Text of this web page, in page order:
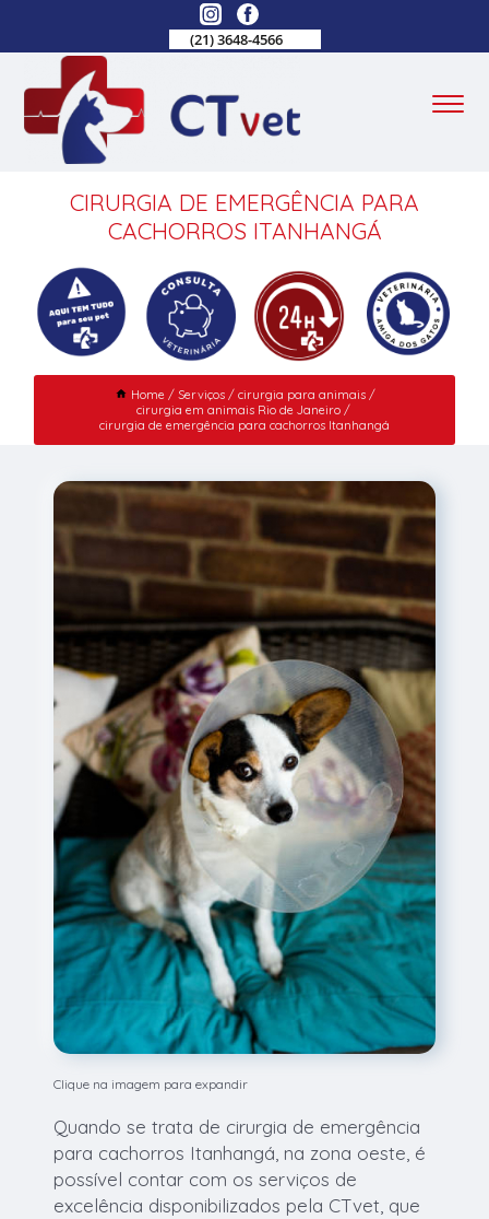
(21) 3648-4566
CIRURGIA DE EMERGÊNCIA PARA
CACHORROS ITANHANGÁ
Home Serviços
cirurgia para animais
cirurgia em animais Rio de Janeiro
cirurgia de emergência para cachorros Itanhangá
Clique na imagem para expandir
Quando se trata de cirurgia de emergência
para cachorros Itanhangá, na zona oeste, é
possível contar com os serviços de
excelência disponibilizados pela CTvet, que